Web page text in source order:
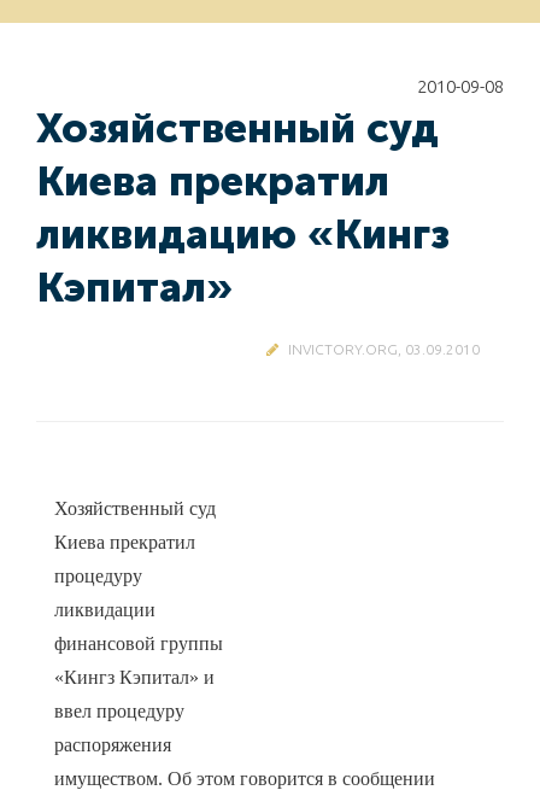
2010-09-08
Хозяйственный суд
Киева прекратил
ликвидацию «Кингз
Кэпитал»
INVICTORY.ORG, 03.09.2010
Хозяйственный суд
Киева прекратил
процедуру
ликвидации
финансовой группы
«Кингз Кэпитал» и
ввел процедуру
распоряжения
имуществом. Об этом говорится в сообщении